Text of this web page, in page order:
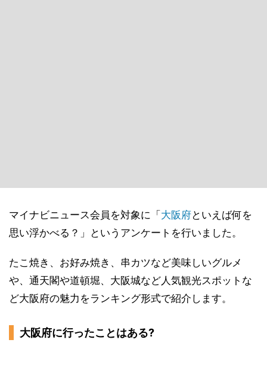
マイナビニュース会員を対象に「 大阪府といえば何を
思い浮かべる？」というアンケートを行いました。
たこ焼き、お好み焼き、串カツなど美味しいグルメ
や、通天閣や道頓堀、大阪城など人気観光スポットな
ど大阪府の魅力をランキング形式で紹介します。
大阪府に行ったことはある?